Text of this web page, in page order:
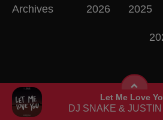
Let Me Love
DJ SNAKE &
Archives 2026 2025